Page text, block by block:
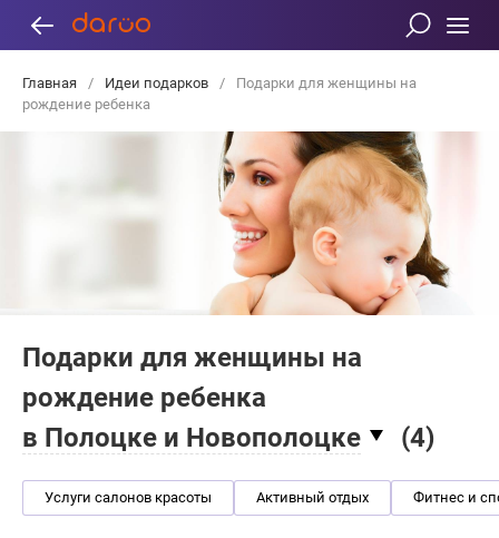
Главная / Идеи подарков /
Подарки для женщины на
рождение ребенка
Подарки для женщины на
рождение ребенка
в Полоцке и Новополоцке
(4)
Услуги салонов красоты Активный отдых Фитнес и